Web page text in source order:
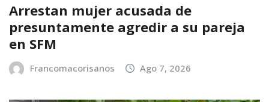
Arrestan mujer acusada de
presuntamente agredir a su pareja
en SFM
Francomacorisanos Ago 7, 2026